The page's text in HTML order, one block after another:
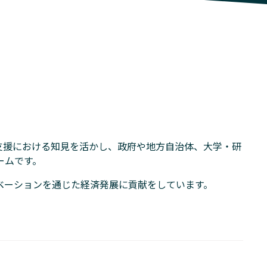
における知見を活かし、政府や地方自治体、大学・研
です。
ションを通じた経済発展に貢献をしています。